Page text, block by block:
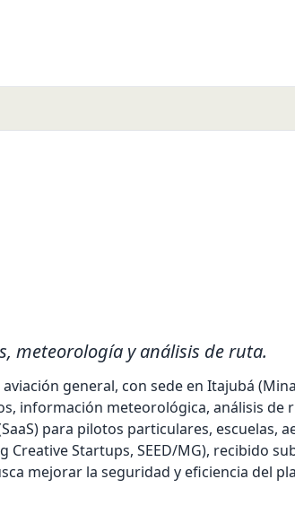
meteorología y análisis de ruta.
general, con sede en Itajubá
información meteorológica, análisis de
para pilotos particulares, escuelas,
Startups, SEED/MG), recibido
mejorar la seguridad y eficiencia del